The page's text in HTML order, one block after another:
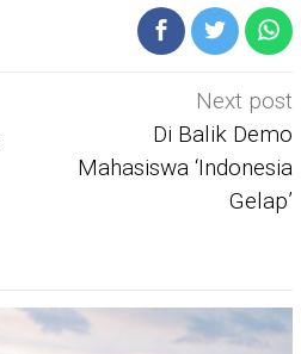
Next post
Di Balik Demo
Mahasiswa ‘Indonesia
Gelap’